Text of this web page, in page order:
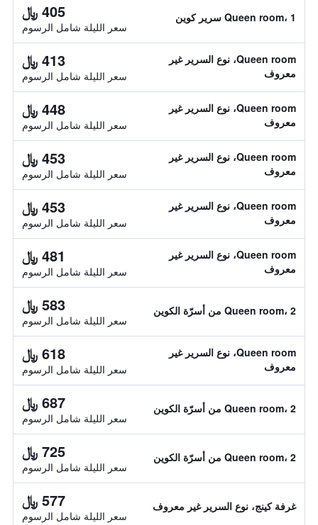
Queen room، 1 سرير كوين 405 ﷼
سعر الليلة شامل الرسوم
Queen room، نوع السرير غير
معروف
413 ﷼
سعر الليلة شامل الرسوم
Queen room، نوع السرير غير
معروف
448 ﷼
سعر الليلة شامل الرسوم
Queen room، نوع السرير غير
معروف
453 ﷼
سعر الليلة شامل الرسوم
Queen room، نوع السرير غير
معروف
453 ﷼
سعر الليلة شامل الرسوم
Queen room، نوع السرير غير
معروف
481 ﷼
سعر الليلة شامل الرسوم
Queen room، 2 من أسرّة الكوين 583 ﷼
سعر الليلة شامل الرسوم
Queen room، نوع السرير غير
معروف
618 ﷼
سعر الليلة شامل الرسوم
Queen room، 2 من أسرّة الكوين 687 ﷼
سعر الليلة شامل الرسوم
Queen room، 2 من أسرّة الكوين 725 ﷼
سعر الليلة شامل الرسوم
غرفة كينج، نوع السرير غير معروف 577 ﷼
سعر الليلة شامل الرسوم